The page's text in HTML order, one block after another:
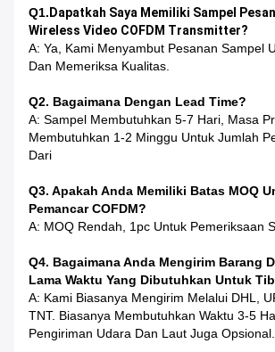
Q1. Dapatkah Saya Memiliki Sampel
Wireless Video COFDM Transmitter?
A: Ya, Kami Menyambut Pesanan Sampel
Dan Memeriksa Kualitas.
Q2. Bagaimana Dengan Lead Time?
A: Sampel Membutuhkan 5-7 Hari, Masa
Membutuhkan 1-2 Minggu Untuk Jumlah
Dari
Q3. Apakah Anda Memiliki Batas MOQ
Pemancar COFDM?
A: MOQ Rendah, 1pc Untuk Pemeriksaan
Q4. Bagaimana Anda Mengirim Barang
Lama Waktu Yang Dibutuhkan Untuk
A: Kami Biasanya Mengirim Melalui DHL,
TNT. Biasanya Membutuhkan Waktu 3-5
Pengiriman Udara Dan Laut Juga Opsional.